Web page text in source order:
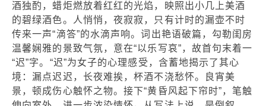
酒独酌，蜡炬燃放着红红的光焰，映照出小几上美酒
的碧绿酒色。人悄悄，夜寂寂，只有计时的漏壶不时
传来一声“滴答”的水滴声响。词出艳语破篇，勾勒闺房
温馨娴雅的景致气氛，意在“以乐写哀”，故首句末着一
“迟”字。“迟”为女子的心理感受，含蓄地揭示了其心
境：漏点迟迟，长夜难挨，杯酒不浇愁怀。良宵美
景，顿成伤心触怀之物。接下“黄昏风起下帘时”，笔触